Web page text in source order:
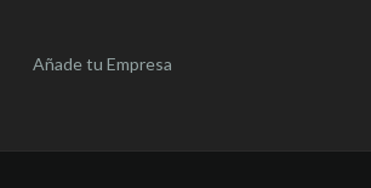
Añade tu Empresa